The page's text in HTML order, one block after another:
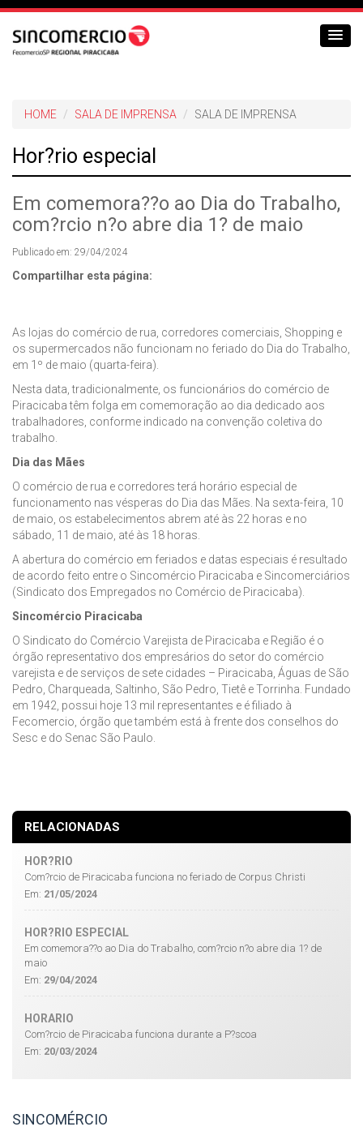
HOME SALA DE IMPRENSA SALA DE IMPRENSA
Hor?rio especial
Em comemora??o ao Dia do Trabalho,
com?rcio n?o abre dia 1? de maio
Publicado em: 29/04/2024
Compartilhar esta página:
As lojas do comércio de rua, corredores comerciais, Shopping e
os supermercados não funcionam no feriado do Dia do Trabalho,
em 1º de maio (quarta-feira).
Nesta data, tradicionalmente, os funcionários do comércio de
Piracicaba têm folga em comemoração ao dia dedicado aos
trabalhadores, conforme indicado na convenção coletiva do
trabalho.
Dia das Mães
O comércio de rua e corredores terá horário especial de
funcionamento nas vésperas do Dia das Mães. Na sexta-feira, 10
de maio, os estabelecimentos abrem até às 22 horas e no
sábado, 11 de maio, até às 18 horas.
A abertura do comércio em feriados e datas especiais é resultado
de acordo feito entre o Sincomércio Piracicaba e Sincomerciários
(Sindicato dos Empregados no Comércio de Piracicaba).
Sincomércio Piracicaba
O Sindicato do Comércio Varejista de Piracicaba e Região é o
órgão representativo dos empresários do setor do comércio
varejista e de serviços de sete cidades – Piracicaba, Águas de São
Pedro, Charqueada, Saltinho, São Pedro, Tietê e Torrinha. Fundado
em 1942, possui hoje 13 mil representantes e é filiado à
Fecomercio, órgão que também está à frente dos conselhos do
Sesc e do Senac São Paulo.
RELACIONADAS
HOR?RIO
Com?rcio de Piracicaba funciona no feriado de Corpus Christi
Em: 21/05/2024
HOR?RIO ESPECIAL
Em comemora??o ao Dia do Trabalho, com?rcio n?o abre dia 1? de
maio
Em: 29/04/2024
HORARIO
Com?rcio de Piracicaba funciona durante a P?scoa
Em: 20/03/2024
SINCOMÉRCIO